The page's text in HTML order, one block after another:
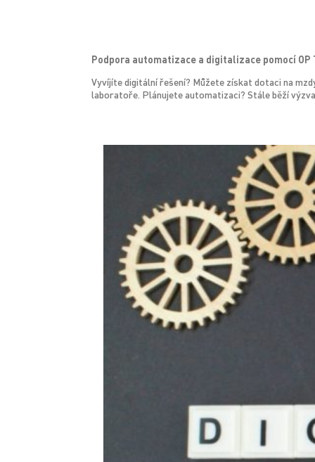
Podpora automatizace a digitalizace pomocí OP
Vyvíjíte digitální řešení? Můžete získat dotaci na
laboratoře. Plánujete automatizaci? Stále běží